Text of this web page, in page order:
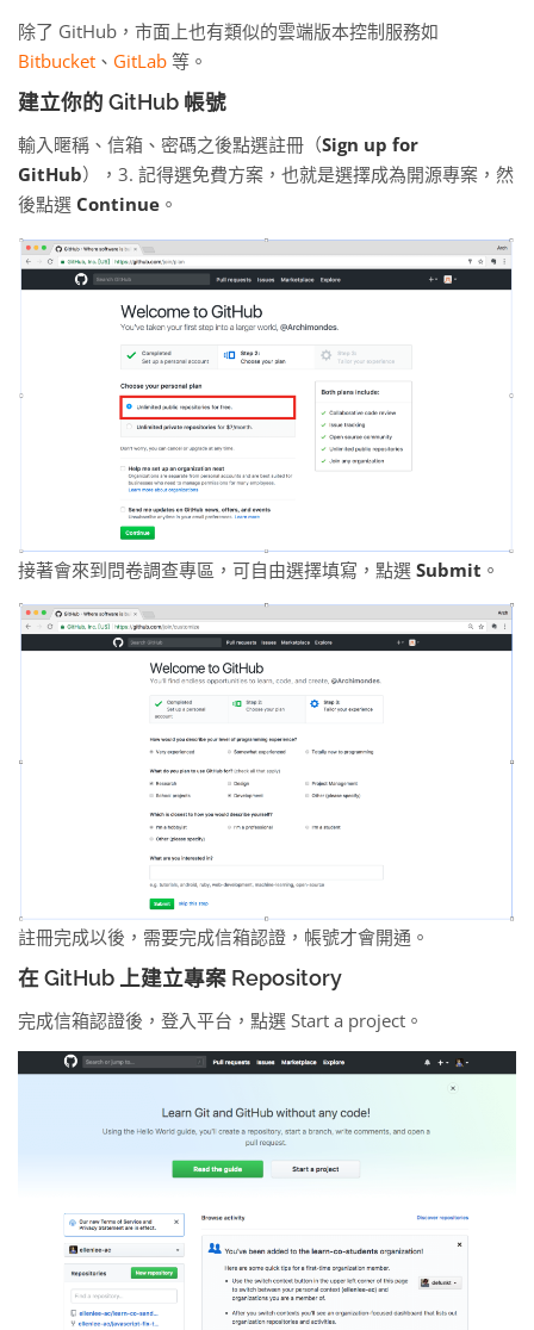
除了 GitHub，市面上也有類似的雲端版本控制服務如
Bitbucket 、 GitLab 等。
建立你的 GitHub 帳號
輸入暱稱、信箱、密碼之後點選註冊（Sign up for
GitHub），3. 記得選免費方案，也就是選擇成為開源專案，然
後點選 Continue 。
接著會來到問卷調查專區，可自由選擇填寫，點選 Submit 。
註冊完成以後，需要完成信箱認證，帳號才會開通。
在 GitHub 上建立專案 Repository
完成信箱認證後，登入平台，點選 Start a project。